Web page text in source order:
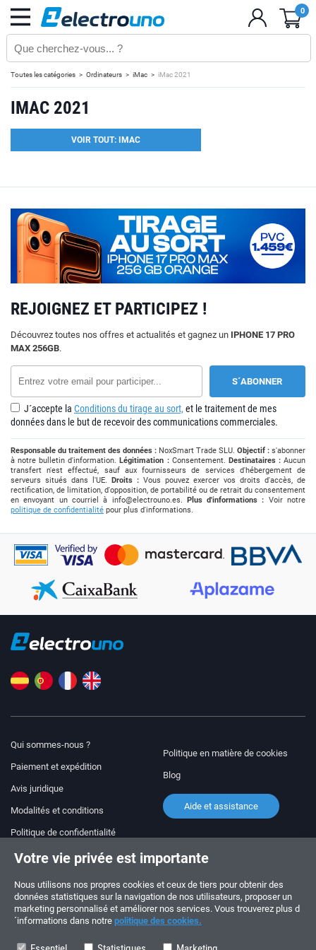
0
Toutes les catégories Ordinateurs iMac iMac 2021
IMAC 2021
VOIR TOUT: IMAC
REJOIGNEZ ET PARTICIPEZ !
Découvrez toutes nos offres et actualités et gagnez un IPHONE 17 PRO
MAX 256GB.
J´accepte la Conditions du tirage au sort, et le traitement de mes
données dans le but de recevoir des communications commerciales.
Responsable du traitement des données : NoxSmart Trade SLU. Objectif : s'abonner
à notre bulletin d'information.Légitimation :Consentement. Destinataires :Aucun
transfert n'est effectué, sauf aux fournisseurs de services d'hébergement de
serveurs situés dans l'UE. Droits : Vous pouvez exercer vos droits d'accès, de
rectification, de limitation, d'opposition, de portabilité ou de retrait du consentement
en envoyant un courriel à info@electrouno.es. Plus d'informations : Voir notre
politique de confidentialité pour plus d'informations.
Qui sommes-nous ?
Paiement et expédition
Avis juridique
Modalités et conditions
Politique de confidentialité
Politique en matière de cookies
Blog
Aide et assistance
COMMANDES ET QUESTIONS
+34 910 600 459
+34 622 219 640
HORAIRES D’ÉTÉ
Suivez-nous !
Votre vie privée est importante
Nous utilisons nos propres cookies et ceux de tiers pour obtenir des
données statistiques sur la navigation de nos utilisateurs, proposer un
marketing personnalisé et améliorer nos services. Vous trouverez plus d
´informations dans notre politique des cookies.